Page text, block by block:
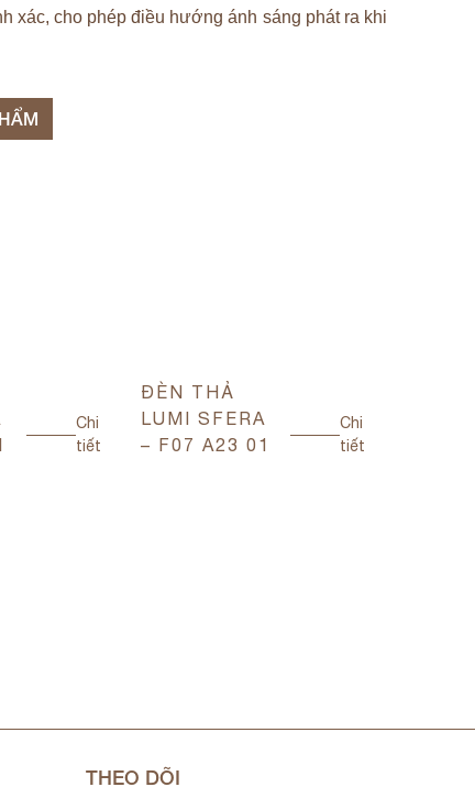
xác, cho phép điều hướng ánh sáng phát ra khi
Chi
tiết
ĐÈN THẢ
LUMI SFERA
– F07 A23 01
Chi
tiết
THEO DÕI